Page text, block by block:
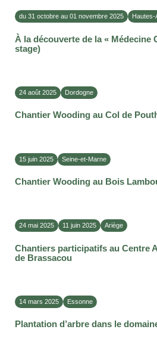
du 31 octobre au 01 novembre 2025 Hautes-
À la découverte de la « Médecine
stage)
24 août 2025 Dordogne
Chantier Wooding au Col de
15 juin 2025 Seine-et-Marne
Chantier Wooding au Bois
24 mai 2025 11 juin 2025 Ariège
Chantiers participatifs au Centre
de Brassacou
14 mars 2025 Essonne
Plantation d’arbre dans le